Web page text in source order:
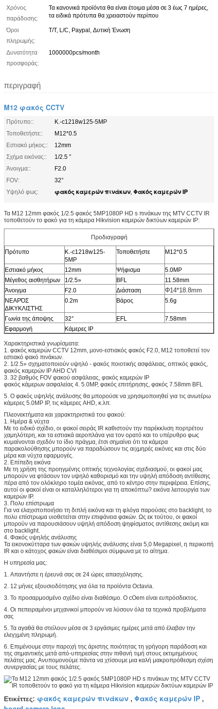
Χρόνος
παράδοσης:
Τα κανονικά προϊόντα θα είναι έτοιμα μέσα σε 3 έως 7 ημέρες,
τα ειδικά πρότυπα θα χρειαστούν περίπου
Όροι
πληρωμής:
T/T, L/C, Paypal, Δυτική Ένωση
Δυνατότητα
προσφοράς:
1000000pcs/month
περιγραφή
M12 φακός CCTV
Πρότυπο::
Κ.-c1218w125-5MP
Τοποθετήστε::
M12*0.5
Εστιακό μήκος::
12mm
Σχήμα εικόνας::
1/2.5 ″
Άνοιγμα::
F2.0
FOV:
32°
Υψηλό φως:
φακός καμερών πινάκων, Φακός καμερών IP
Τα M12 12mm φακός 1/2.5 φακός 5MP1080P HD s πινάκων της MTV CCTV IR
τοποθετούν το φακό για τη κάμερα Hikvision καμερών δικτύων καμερών IP:
Προδιαγραφή
Πρότυπο
Κ.-c1218w125-
5MP
Τοποθετήστε M12*0.5
Εστιακό μήκος 12mm Ψήφισμα
5.0MP
Μέγεθος αισθητήρων
1/2.5» BFL
11.58mm
Άνοιγμα
F2.0 Διάσταση Φ14*18.8mm
ΝΕΑΡΌΣ
ΔΙΚΥΚΛΙΣΤΉΣ
0.2m Βάρος 5.6g
Γωνία της άποψης 32° EFL
7.58mm
Εφαρμογή
Κάμερες IP
Χαρακτηριστικά γνωρίσματα:
1. φακός καμερών CCTV 12mm, μονο-εστιακός φακός F2.0, M12 τοποθετεί τον
εστιακό φακό πινάκων.
2. 1/2.5» σχηματοποιούν υψηλό - φακός ποιοτικής ασφάλειας, οπτικός φακός,
φακός καμερών IP AHD CVI
3. 32 βαθμός FOV φακού ασφάλειας, φακός καμερών IP
φακός κάμερων ασφαλείας 4. 5.0MP, φακός επιτήρησης, φακός 7.58mm BFL
5. Ο φακός υψηλής ανάλυσης θα μπορούσε να χρησιμοποιηθεί για τις ανωτέρω
κάμερες 5.0MP IP, τις κάμερες AHD, κ.λπ.
Πλεονεκτήματα και χαρακτηριστικά του φακού:
1. Ημέρα & νύχτα
Με το ειδικό σχέδιο, οι φακοί σειράς IR καθιστούν την παρέκκλιση πορτρέτου
χαμηλότερη, και τα εστιακά αεροπλάνα για τον ορατό και το υπέρυθρο φως
κυμαίνονται σχεδόν το ίδιο πράγμα, έτσι σημαίνει ότι τα κάμερα
παρακολούθησης μπορούν να παραδώσουν τις αιχμηρές εικόνες και στις δύο
μέρα και νύχτα εφαρμογές.
2. Επίπεδη εικόνα
Με τη χρήση της προηγμένης οπτικής τεχνολογίας σχεδιασμού, οι φακοί μας
μπορούν να φτάσουν τον υψηλό καθορισμό και την υψηλή απόδοση αντίθεσης
πέρα από τον ολόκληρο τομέα εικόνας, από το κέντρο στην περιφέρεια. Επίσης,
αυτοί οι φακοί είναι οι καταλληλότεροι για τη αποκόπτω? εικόνα λειτουργία των
καμερών IP.
3. Πολυ επίστρωμα
Για να ελαχιστοποιήσει τη διπλή εικόνα και τη φλόγα παρούσες στο backlight, το
πολυ επίστρωμα υιοθετείται στην επιφάνεια φακών. Ως εκ τούτου, οι φακοί
μπορούν να παρουσιάσουν υψηλή απόδοση ψηφίσματος αντίθεσης ακόμη και
στο backlight.
4. Φακός υψηλής ανάλυσης
Τα εικονοκύτταρα των φακών υψηλής ανάλυσης είναι 5,0 Megapixel, η περικοπή
IR και ο κάτοχος φακών είναι διαθέσιμοι σύμφωνα με το αίτημα.
Η υπηρεσία μας:
1. Απαντήστε η έρευνά σας σε 24 ώρες απασχόλησης.
2. 12 μήνες εξουσιοδότησης για όλα τα προϊόντα Octavia.
3. Το προσαρμοσμένο σχέδιο είναι διαθέσιμο. Ο cOem είναι ευπρόσδεκτος.
4. Οι πεπειραμένοι μηχανικοί μπορούν να λύσουν όλα τα τεχνικά προβλήματα
σας
5. Τα αγαθά θα στείλουν μέσα σε 3 εργάσιμες ημέρες μετά από έλαβαν την
ελεγχμένη πληρωμή.
6. Επιμένουμε στην παροχή της άριστης ποιότητας τη γρήγορη παράδοση και
της σημαντικής μετά από-υπηρεσίας στην πιθανή τιμή στους εκτιμημένους
πελάτες μας. Ανυπομονούμε πάντα να χτίσουμε μια καλή μακροπρόθεσμη σχέση
συνεργασίας με τους πελάτες.
Ετικέττες: φακός καμερών πινάκων , Φακός καμερών IP ,